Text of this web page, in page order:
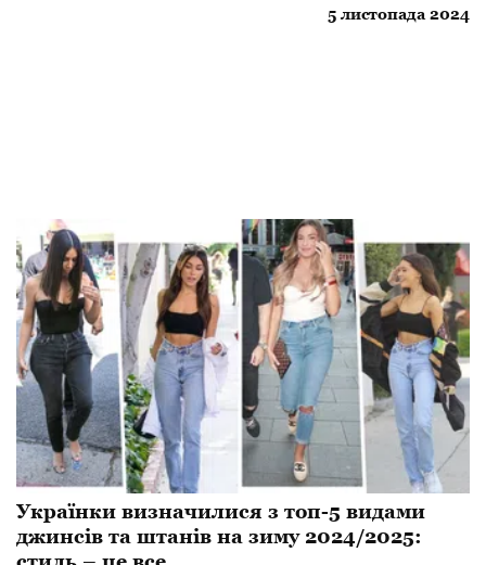
5 листопада 2024
Українки визначилися з топ-5 видами
джинсів та штанів на зиму 2024/2025: